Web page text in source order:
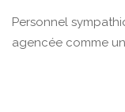
Personnel
agencée comme